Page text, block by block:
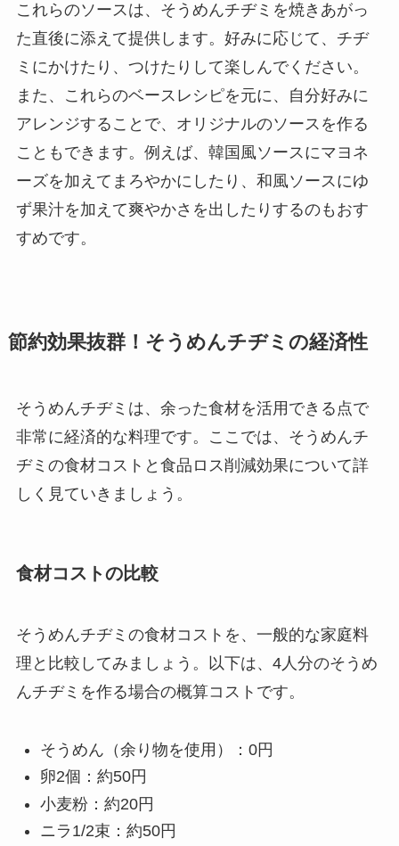
これらのソースは、そうめんチヂミを焼きあがっ
た直後に添えて提供します。好みに応じて、チヂ
ミにかけたり、つけたりして楽しんでください。
また、これらのベースレシピを元に、自分好みに
アレンジすることで、オリジナルのソースを作る
こともできます。例えば、韓国風ソースにマヨネ
ーズを加えてまろやかにしたり、和風ソースにゆ
ず果汁を加えて爽やかさを出したりするのもおす
すめです。
節約効果抜群！そうめんチヂミの経済性
そうめんチヂミは、余った食材を活用できる点で
非常に経済的な料理です。ここでは、そうめんチ
ヂミの食材コストと食品ロス削減効果について詳
しく見ていきましょう。
食材コストの比較
そうめんチヂミの食材コストを、一般的な家庭料
理と比較してみましょう。以下は、4人分のそうめ
んチヂミを作る場合の概算コストです。
そうめん（余り物を使用）：0円
卵2個：約50円
小麦粉：約20円
ニラ1/2束：約50円